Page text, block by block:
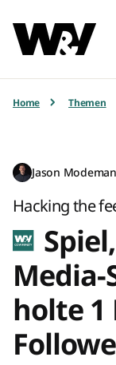
Home Themen
Jason
Hacking the
Media-
holte